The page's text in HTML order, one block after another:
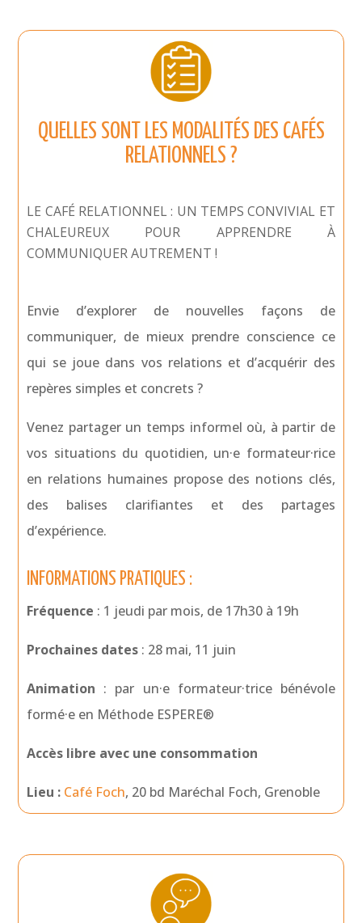
QUELLES SONT LES MODALITÉS DES CAFÉS
RELATIONNELS ?
LE CAFÉ RELATIONNEL : UN TEMPS CONVIVIAL ET
CHALEUREUX POUR APPRENDRE À
COMMUNIQUER AUTREMENT !
Envie d’explorer de nouvelles façons de
communiquer, de mieux prendre conscience ce
qui se joue dans vos relations et d’acquérir des
repères simples et concrets ?
Venez partager un temps informel où, à partir de
vos situations du quotidien, un·e formateur·rice
en relations humaines propose des notions clés,
des balises clarifiantes et des partages
d’expérience.
INFORMATIONS PRATIQUES :
Fréquence : 1 jeudi par mois, de 17h30 à 19h
Prochaines dates : 28 mai, 11 juin
Animation : par un·e formateur·trice bénévole
formé·e en Méthode ESPERE®
Accès libre avec une consommation
Lieu : Café Foch, 20 bd Maréchal Foch, Grenoble